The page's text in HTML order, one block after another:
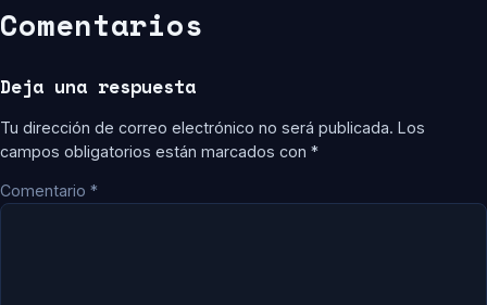
Comentarios
Deja una respuesta
Tu dirección de correo electrónico no será publicada. Los
campos obligatorios están marcados con *
Comentario *